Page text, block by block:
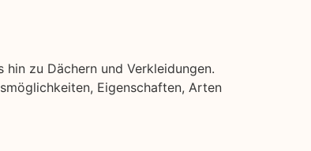
zu Dächern und Verkleidungen.
Eigenschaften, Arten